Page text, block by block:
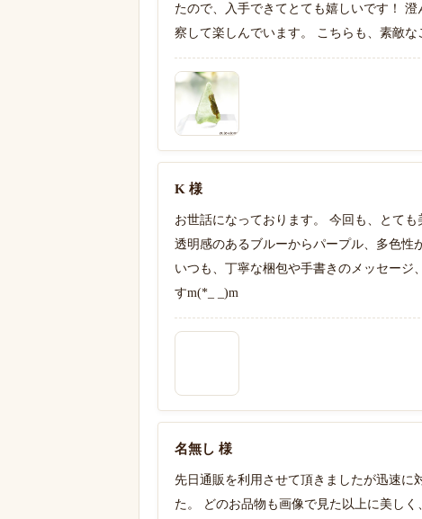
たので、入手できてとても嬉しいです！
察して楽しんでいます。 こちらも、素敵
K 様
お世話になっております。 今回も、とて
透明感のあるブルーからパープル、多色性
いつも、丁寧な梱包や手書きのメッセージ
すm(*_ _)m
名無し 様
先日通販を利用させて頂きましたが迅速に
た。 どのお品物も画像で見た以上に美し